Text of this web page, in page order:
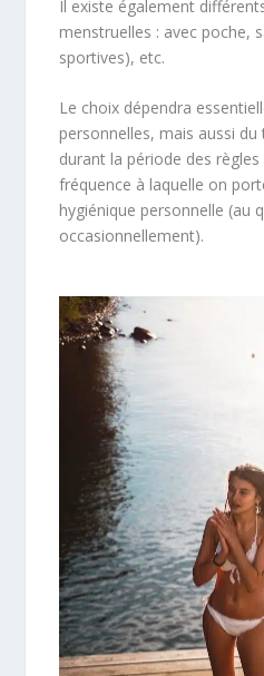
Il existe également
menstruelles : avec poche,
sportives), etc.
Le choix dépendra
personnelles, mais aussi du
durant la période des
fréquence à laquelle on
hygiénique personnelle (au
occasionnellement).